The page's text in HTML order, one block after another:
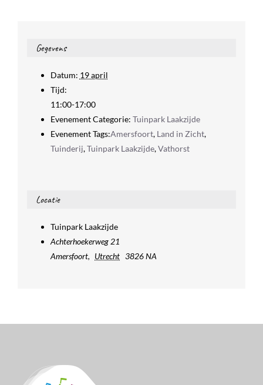
Gegevens
Datum: 19 april
Tijd:
11:00-17:00
Evenement Categorie: Tuinpark Laakzijde
Evenement Tags:Amersfoort, Land in Zicht,
Tuinderij,Tuinpark Laakzijde,Vathorst
Locatie
Tuinpark Laakzijde
Achterhoekerweg 21
Amersfoort, Utrecht 3826 NA